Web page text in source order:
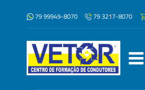
79 99949-8070 79 3217-8070